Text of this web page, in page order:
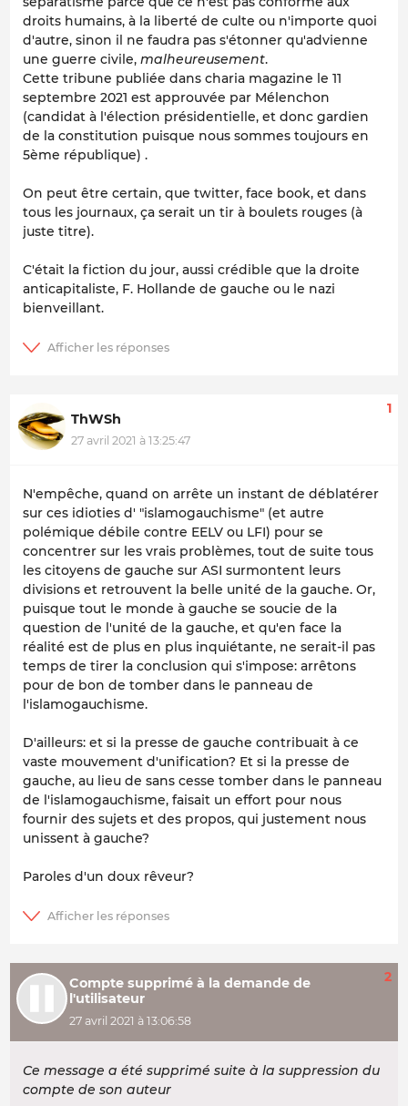
droits humains, à la liberté de culte ou n'importe quoi
d'autre, sinon il ne faudra pas s'étonner qu'advienne
une guerre civile, malheureusement.
Cette tribune publiée dans charia magazine le 11
septembre 2021 est approuvée par Mélenchon
(candidat à l'élection présidentielle, et donc gardien
de la constitution puisque nous sommes toujours en
5ème république) .
On peut être certain, que twitter, face book, et dans
tous les journaux, ça serait un tir à boulets rouges (à
juste titre).
C'était la fiction du jour, aussi crédible que la droite
anticapitaliste, F. Hollande de gauche ou le nazi
bienveillant.
ThWSh
27 avril 2021 à 13:25:47
1
N'empêche, quand on arrête un instant de déblatérer
sur ces idioties d' "islamogauchisme" (et autre
polémique débile contre EELV ou LFI) pour se
concentrer sur les vrais problèmes, tout de suite tous
les citoyens de gauche sur ASI surmontent leurs
divisions et retrouvent la belle unité de la gauche. Or,
puisque tout le monde à gauche se soucie de la
question de l'unité de la gauche, et qu'en face la
réalité est de plus en plus inquiétante, ne serait-il pas
temps de tirer la conclusion qui s'impose: arrêtons
pour de bon de tomber dans le panneau de
l'islamogauchisme.
D'ailleurs: et si la presse de gauche contribuait à ce
vaste mouvement d'unification? Et si la presse de
gauche, au lieu de sans cesse tomber dans le panneau
de l'islamogauchisme, faisait un effort pour nous
fournir des sujets et des propos, qui justement nous
unissent à gauche?
Paroles d'un doux rêveur?
Compte supprimé à la demande de
l'utilisateur
27 avril 2021 à 13:06:58
2
Ce message a été supprimé suite à la suppression du
compte de son auteur